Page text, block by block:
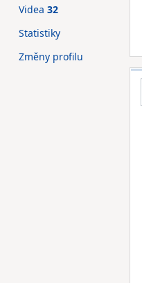
Videa 32
Statistiky
Změny profilu